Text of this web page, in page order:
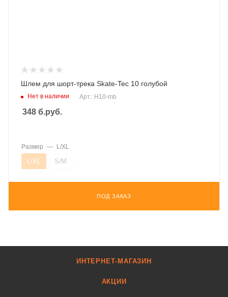
Шлем для шорт-трека Skate-Tec 10 голубой
Нет в наличии Арт.: H10-mb
348 б.руб.
ПОД ЗАКАЗ
Размер — L/XL
L/XL S/M
ИНТЕРНЕТ-МАГАЗИН
АКЦИИ